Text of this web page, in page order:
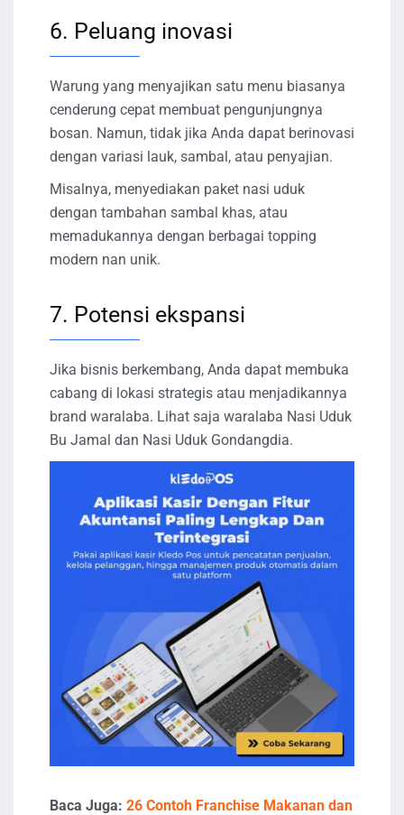
6. Peluang inovasi
Warung yang menyajikan satu menu biasanya
cenderung cepat membuat pengunjungnya
bosan. Namun, tidak jika Anda dapat berinovasi
dengan variasi lauk, sambal, atau penyajian.
Misalnya, menyediakan paket nasi uduk
dengan tambahan sambal khas, atau
memadukannya dengan berbagai topping
modern nan unik.
7. Potensi ekspansi
Jika bisnis berkembang, Anda dapat membuka
cabang di lokasi strategis atau menjadikannya
brand waralaba. Lihat saja waralaba Nasi Uduk
Bu Jamal dan Nasi Uduk Gondangdia.
Baca Juga: 26 Contoh Franchise Makanan dan